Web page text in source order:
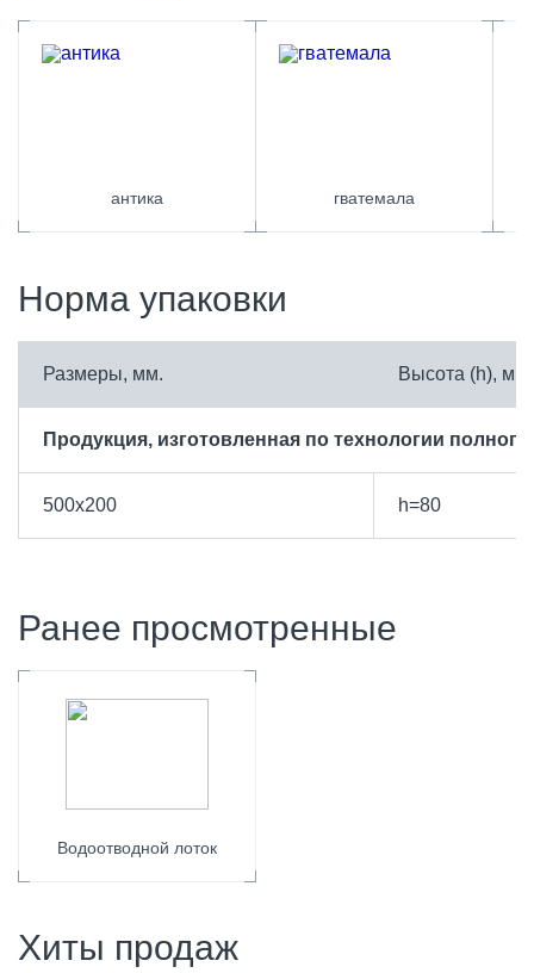
антика гватемала
Норма упаковки
Размеры, мм. Высота (h), мм
Продукция, изготовленная по технологии полного
500х200 h=80
Ранее просмотренные
Водоотводной лоток
Хиты продаж